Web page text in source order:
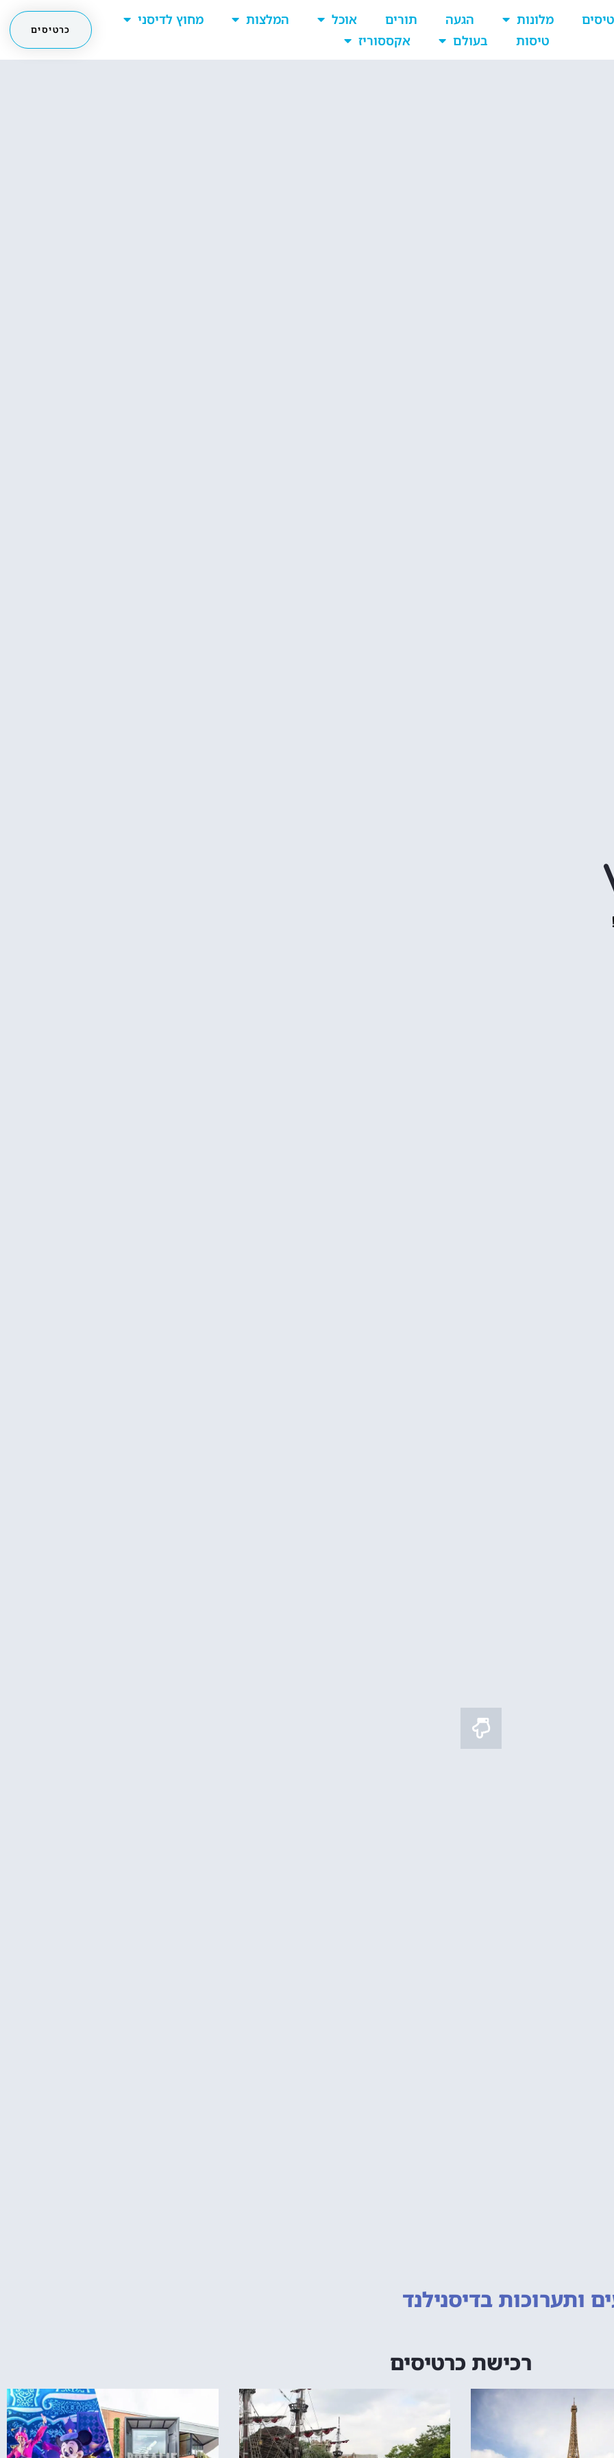
מלונות הגעה תורים אוכל המלצות
מחוץ לדיסני
טיסות
בעולם אקססוריז
כרטיסים
ותערוכות בדיסנילנד
רכישת כרטיסים